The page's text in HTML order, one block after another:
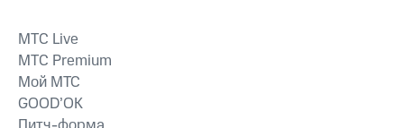
MTС Live
MTС Premium
Мой МТС
GOOD’OK